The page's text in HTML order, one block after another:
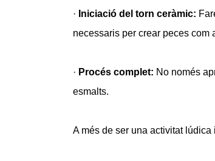
· Iniciació del torn ceràmic:
necessaris per crear peces com
· Procés complet: No només
esmalts.
A més de ser una activitat